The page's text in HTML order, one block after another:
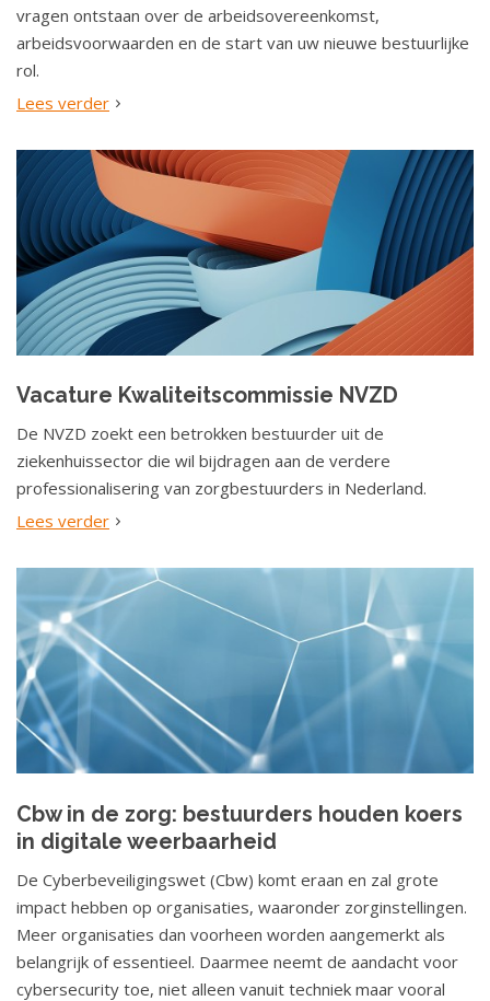
n
r
a
v
i
g
a
t
e
vragen ontstaan over de arbeidsovereenkomst,
arbeidsvoorwaarden en de start van uw nieuwe bestuurlijke
rol.
Lees verder
Vacature Kwaliteitscommissie NVZD
De NVZD zoekt een betrokken bestuurder uit de
ziekenhuissector die wil bijdragen aan de verdere
professionalisering van zorgbestuurders in Nederland.
Lees verder
Cbw in de zorg: bestuurders houden koers
in digitale weerbaarheid
De Cyberbeveiligingswet (Cbw) komt eraan en zal grote
impact hebben op organisaties, waaronder zorginstellingen.
Meer organisaties dan voorheen worden aangemerkt als
belangrijk of essentieel. Daarmee neemt de aandacht voor
cybersecurity toe, niet alleen vanuit techniek maar vooral